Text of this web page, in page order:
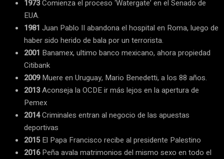
1973Comienza el proceso ‘Watergate’ en el Senado de
EUA.
1981 Juan Pablo II abandona el hospital en Roma, luego de
haber sido herido de bala por un terrorista.
2001 Banamex, ultimo banco mexicano, ahora propiedad
Citibank
2009Muere en Uruguay, Mario Benedetti, a los 88 años.
2013Aconseja la OCDE ir más lejos en la apertura de
Pemex
2014Criminales entran al negocio de las apuestas
deportivas
2015El Papa Francisco recibe al presidente Palestino
2016Peña avala matrimonios del mismo sexo en todo el